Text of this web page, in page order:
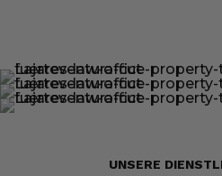
UNSERE